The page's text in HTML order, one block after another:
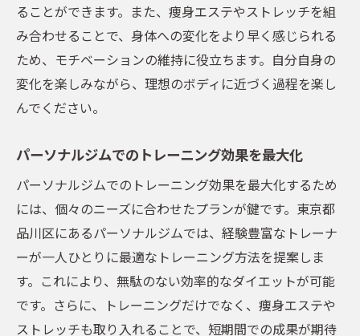
地域住民の健康促進を目指すジムの取り組
み
プロフェッショナルのアドバイスで安心の
トレーニング
ジムでの交流がもたらす健康効果
法
オーダーメイドプランの作成過程
進捗を見える化するツールの活用法
個別相談で得られるアドバイスの価値
フィードバックを活用したプランの調整
ることができます。また、痩身エステやストレッチを組
み合わせることで、身体への変化をより早く感じられる
ため、モチベーションの維持に役立ちます。自分自身の
変化を楽しみながら、理想のボディに近づく過程を楽し
んでください。
パーソナルジムでのトレーニング効果を最大化
パーソナルジムでのトレーニング効果を最大化するため
には、個々のニーズに合わせたプランが鍵です。東京都
品川区にあるパーソナルジムでは、経験豊富なトレーナ
ーが一人ひとりに最適なトレーニング方法を提案しま
す。これにより、無駄のない効率的なダイエットが可能
です。さらに、トレーニングだけでなく、痩身エステや
ストレッチも取り入れることで、短期間での成果が期待